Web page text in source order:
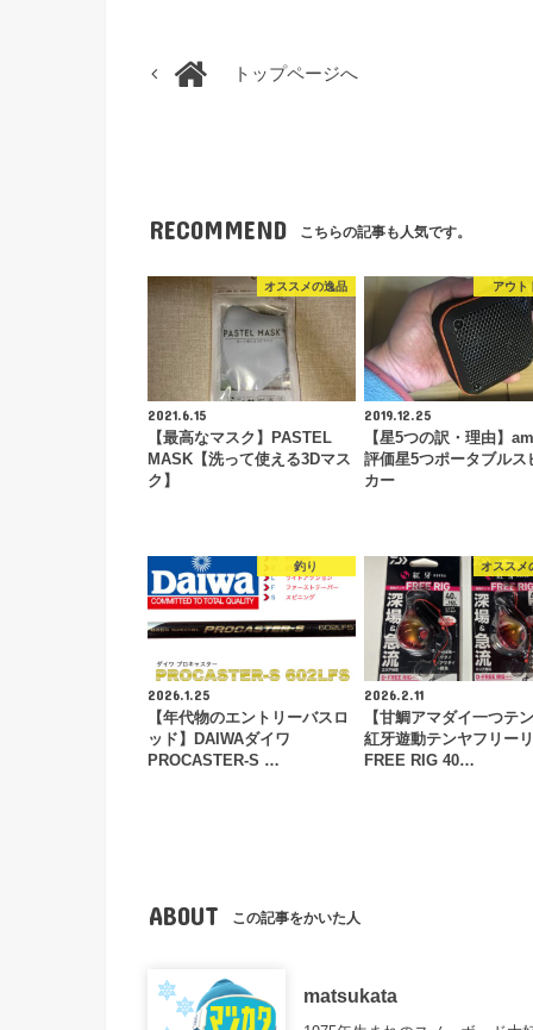
トップページへ
RECOMMEND こちらの記事も人気です。
オススメの逸品
2021.6.15
【最高なマスク】PASTEL
MASK【洗って使える3Dマス
ク】
アウト
2019.12.25
【星5つの訳・理由】
評価星5つポータブルス
カー
釣り
2026.1.25
【年代物のエントリーバスロ
ッド】DAIWAダイワ
PROCASTER-S …
オススメ
2026.2.11
【甘鯛アマダイ一つテン
紅牙遊動テンヤフリー
FREE RIG 40…
ABOUT この記事をかいた人
matsukata